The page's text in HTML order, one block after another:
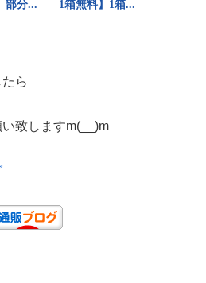
ら
致しますm(__)m